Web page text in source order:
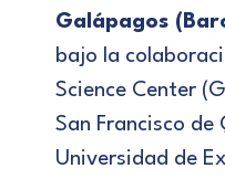
Galápagos
bajo la
Science Center
San Francisco de
Universidad de